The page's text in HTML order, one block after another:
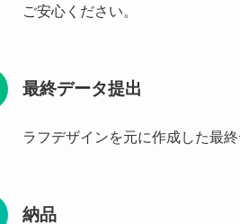
ご安心ください。
最終データ提出
ラフデザインを元に作成した最
納品